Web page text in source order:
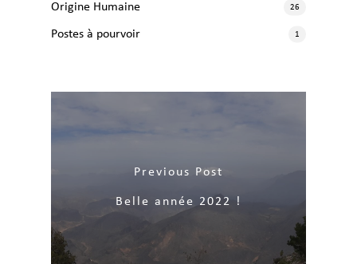
Origine Humaine 26
Postes à pourvoir 1
Previous Post
Belle année 2022 !